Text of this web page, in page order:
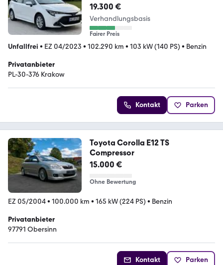
19.300 €
Verhandlungsbasis
Fairer Preis
Unfallfrei • EZ 04/2023 • 102.290 km • 103 kW (140 PS) • Benzin
Privatanbieter
PL-30-376 Krakow
Kontakt Parken
Toyota Corolla E12 TS
Compressor
15.000 €
Ohne Bewertung
EZ 05/2004• 100.000 km • 165 kW (224 PS) • Benzin
Privatanbieter
97791 Obersinn
Kontakt Parken